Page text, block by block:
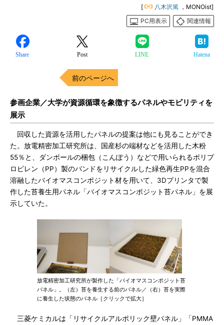
[ 八木沢篤 ，MONOist]
PC用表示
関連情報
Share Post LINE Hatena
前のページへ
参画企業／大学が資源循環を象徴するパネルやモビリティを
展示
回収した資源を活用したパネルの提案は他にも見ることができ
た。放電精密加工研究所は、国産杉の端材などを活用した木粉
55％と、ダンボールの梱包（こんぽう）などで用いられるポリプ
ロピレン（PP）製のバンドをリサイクルした緑色再生PPを混合
溶融したバイオマスコンポジット材を用いて、3Dプリンタで製
作した苔養生用パネル「バイオマスコンポジット苔パネル」を展
示していた。
放電精密加工研究所が製作した「バイオマスコンポジット苔
パネル」。（左）苔を養生する前のパネル／（右）苔を実際
に養生した状態のパネル［クリックで拡大］
三菱ケミカルは「リサイクルアルポリック壁パネル」「PMMA